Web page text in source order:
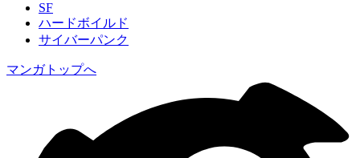
SF
ハードボイルド
サイバーパンク
マンガトップへ